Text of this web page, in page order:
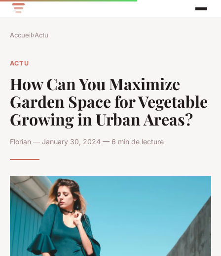
Accueil›Actu
ACTU
How Can You Maximize
Garden Space for Vegetable
Growing in Urban Areas?
Florian — January 30, 2024 — 6 min de lecture